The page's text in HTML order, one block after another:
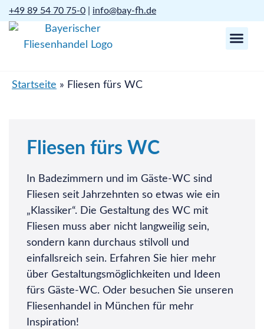
+49 89 54 70 75-0 info@bay-fh.de
Startseite » Fliesen fürs WC
Fliesen fürs WC
In Badezimmern und im Gäste-WC sind
Fliesen seit Jahrzehnten so etwas wie ein
„Klassiker“. Die Gestaltung des WC mit
Fliesen muss aber nicht langweilig sein,
sondern kann durchaus stilvoll und
einfallsreich sein. Erfahren Sie hier mehr
über Gestaltungsmöglichkeiten und Ideen
fürs Gäste-WC. Oder besuchen Sie unseren
Fliesenhandel in München für mehr
Inspiration!